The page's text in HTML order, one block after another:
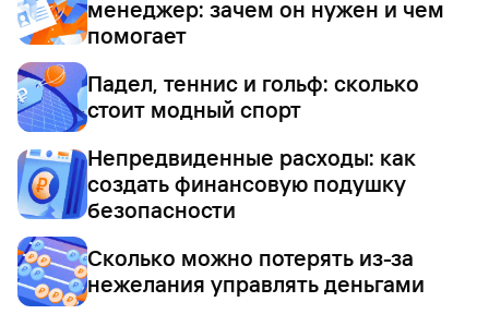
менеджер: зачем он нужен и чем
помогает
Падел, теннис и гольф: сколько
стоит модный спорт
Непредвиденные расходы: как
создать финансовую подушку
безопасности
Сколько можно потерять из-за
нежелания управлять деньгами